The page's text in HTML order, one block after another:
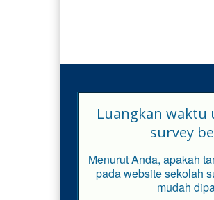
Luangkan waktu
survey
Menurut Anda, apakah
pada website sekolah
mudah